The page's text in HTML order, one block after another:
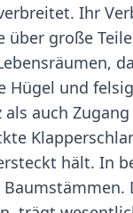
Ihr
große
und
auch Zugang
hält. In